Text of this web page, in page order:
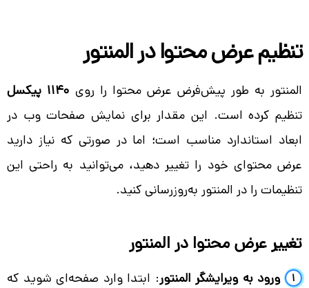
تنظیم عرض محتوا در المنتور
المنتور به طور پیش‌فرض عرض محتوا را روی 1140 پیکسل
تنظیم کرده است. این مقدار برای نمایش صفحات وب در
ابعاد استاندارد مناسب است؛ اما در صورتی که نیاز دارید
عرض محتوای خود را تغییر دهید، می‌توانید به راحتی این
تنظیمات را در المنتور به‌روزرسانی کنید.
تغییر عرض محتوا در المنتور
ورود به ویرایشگر المنتور: ابتدا وارد صفحه‌ای شوید که